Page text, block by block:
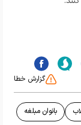
گزارش خطا
بانوان مبلغه